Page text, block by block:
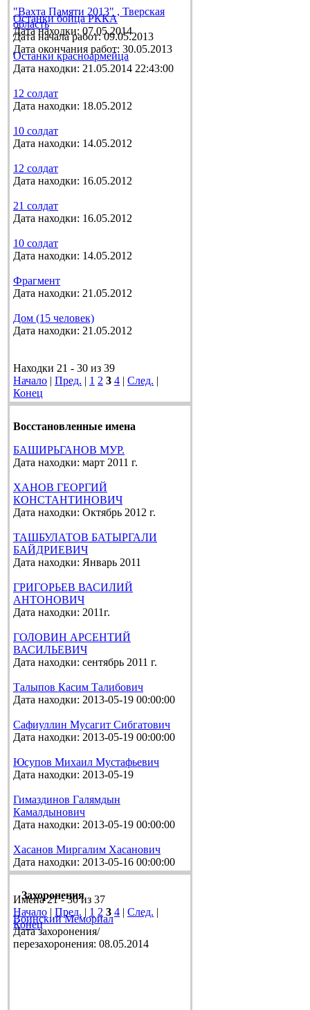
"Вахта Памяти 2013" , Тверская
область
Дата начала работ: 09.05.2013
Дата окончания работ: 30.05.2013
Останки бойца РККА
Дата находки: 07.05.2014
Останки красноармейца
Дата находки: 21.05.2014 22:43:00
12 солдат
Дата находки: 18.05.2012
10 солдат
Дата находки: 14.05.2012
12 солдат
Дата находки: 16.05.2012
21 солдат
Дата находки: 16.05.2012
10 солдат
Дата находки: 14.05.2012
Фрагмент
Дата находки: 21.05.2012
Дом (15 человек)
Дата находки: 21.05.2012
Находки 21 - 30 из 39
Начало | Пред. | 1 2 3 4 | След. |
Конец
Восстановленные имена
БАШИРЬГАНОВ МУР.
Дата находки: март 2011 г.
ХАНОВ ГЕОРГИЙ
КОНСТАНТИНОВИЧ
Дата находки: Октябрь 2012 г.
ТАШБУЛАТОВ БАТЫРГАЛИ
БАЙДРИЕВИЧ
Дата находки: Январь 2011
ГРИГОРЬЕВ ВАСИЛИЙ
АНТОНОВИЧ
Дата находки: 2011г.
ГОЛОВИН АРСЕНТИЙ
ВАСИЛЬЕВИЧ
Дата находки: сентябрь 2011 г.
Талыпов Касим Талибович
Дата находки: 2013-05-19 00:00:00
Сафиуллин Мусагит Сибгатович
Дата находки: 2013-05-19 00:00:00
Юсупов Михаил Мустафьевич
Дата находки: 2013-05-19
Гимаздинов Галямдын
Камалдынович
Дата находки: 2013-05-19 00:00:00
Хасанов Миргалим Хасанович
Дата находки: 2013-05-16 00:00:00
Имена 21 - 30 из 37
Начало | Пред. | 1 2 3 4 | След. |
Конец
Захоронения
Воинский Мемориал
Дата захоронения/
перезахоронения: 08.05.2014